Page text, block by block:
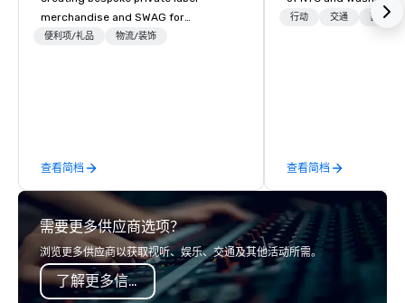
merchandise and SWAG for
companies, brands and individuals!
便利项/礼品 物流/装饰
查看简档
行动 交通 首选工
查看简档
需要更多供应商选项？
浏览更多供应商以获取视听、娱乐、交通及其他活动所需。
了解更多信息